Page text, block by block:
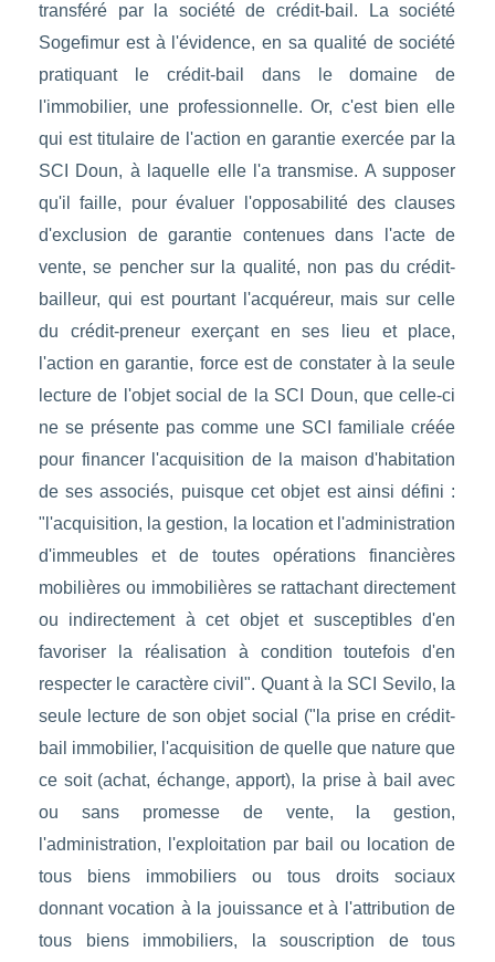
transféré par la société de crédit-bail. La société
Sogefimur est à l'évidence, en sa qualité de société
pratiquant le crédit-bail dans le domaine de
l'immobilier, une professionnelle. Or, c'est bien elle
qui est titulaire de l'action en garantie exercée par la
SCI Doun, à laquelle elle l'a transmise. A supposer
qu'il faille, pour évaluer l'opposabilité des clauses
d'exclusion de garantie contenues dans l'acte de
vente, se pencher sur la qualité, non pas du crédit-
bailleur, qui est pourtant l'acquéreur, mais sur celle
du crédit-preneur exerçant en ses lieu et place,
l'action en garantie, force est de constater à la seule
lecture de l'objet social de la SCI Doun, que celle-ci
ne se présente pas comme une SCI familiale créée
pour financer l'acquisition de la maison d'habitation
de ses associés, puisque cet objet est ainsi défini :
"l'acquisition, la gestion, la location et l'administration
d'immeubles et de toutes opérations financières
mobilières ou immobilières se rattachant directement
ou indirectement à cet objet et susceptibles d'en
favoriser la réalisation à condition toutefois d'en
respecter le caractère civil". Quant à la SCI Sevilo, la
seule lecture de son objet social ("la prise en crédit-
bail immobilier, l'acquisition de quelle que nature que
ce soit (achat, échange, apport), la prise à bail avec
ou sans promesse de vente, la gestion,
l'administration, l'exploitation par bail ou location de
tous biens immobiliers ou tous droits sociaux
donnant vocation à la jouissance et à l'attribution de
tous biens immobiliers, la souscription de tous